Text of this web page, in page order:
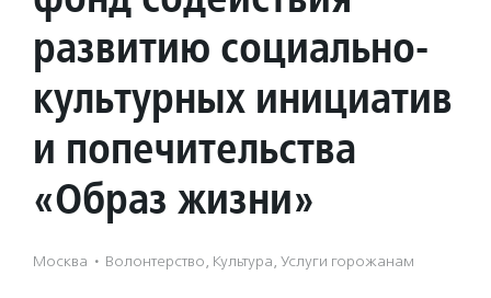
развитию социально-
культурных инициатив
и попечительства
«Образ жизни»
Москва · Волонтерство, Культура, Услуги горожанам